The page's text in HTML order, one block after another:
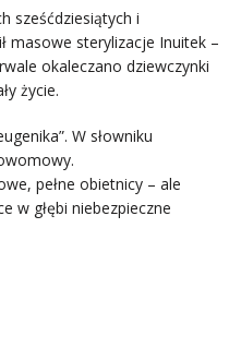
sześćdziesiątych i
masowe sterylizacje Inuitek –
okaleczano dziewczynki
życie.
W słowniku
pełne obietnicy – ale
w głębi niebezpieczne